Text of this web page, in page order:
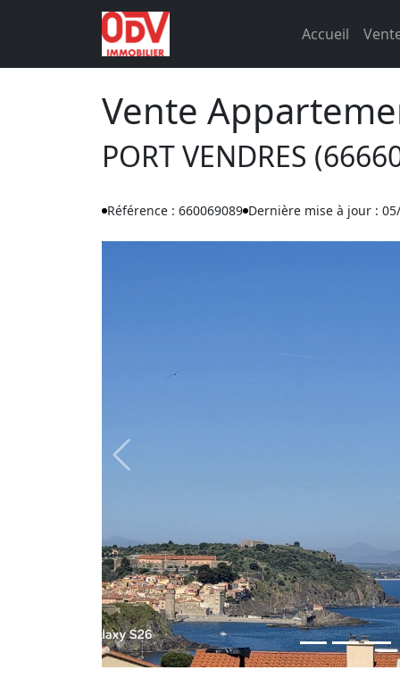
Accueil
Vente
PORT VENDRES
Référence : 660069089 Dernière mise à jour :
Previous